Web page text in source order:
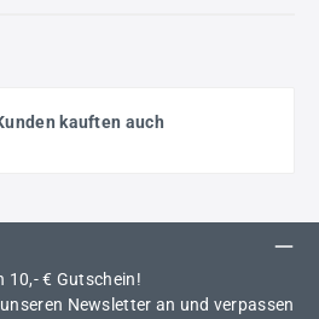
kauften auch
10,- € Gutschein!
Newsletter an und verpassen